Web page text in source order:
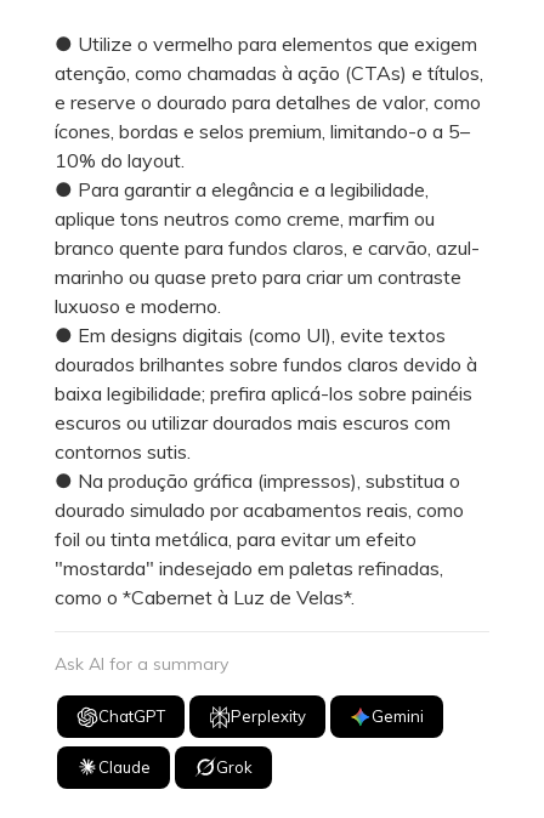
● Utilize o vermelho para elementos que exigem
atenção, como chamadas à ação (CTAs) e títulos,
e reserve o dourado para detalhes de valor, como
ícones, bordas e selos premium, limitando-o a 5–
10% do layout.
● Para garantir a elegância e a legibilidade,
aplique tons neutros como creme, marfim ou
branco quente para fundos claros, e carvão, azul-
marinho ou quase preto para criar um contraste
luxuoso e moderno.
● Em designs digitais (como UI), evite textos
dourados brilhantes sobre fundos claros devido à
baixa legibilidade; prefira aplicá-los sobre painéis
escuros ou utilizar dourados mais escuros com
contornos sutis.
● Na produção gráfica (impressos), substitua o
dourado simulado por acabamentos reais, como
foil ou tinta metálica, para evitar um efeito
"mostarda" indesejado em paletas refinadas,
como o *Cabernet à Luz de Velas*.
Ask AI for a summary
ChatGPT Perplexity Gemini
Claude Grok